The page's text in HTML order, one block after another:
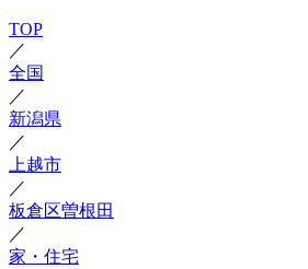
TOP
／
全国
／
新潟県
／
上越市
／
板倉区曽根田
／
家・住宅